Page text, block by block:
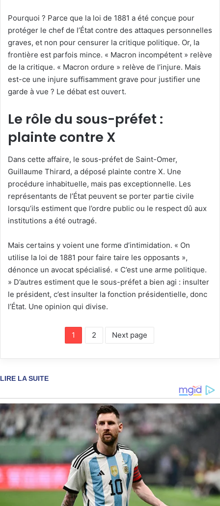
Pourquoi ? Parce que la loi de 1881 a été conçue pour
protéger le chef de l’État contre des attaques personnelles
graves, et non pour censurer la critique politique. Or, la
frontière est parfois mince. « Macron incompétent » relève
de la critique. « Macron ordure » relève de l’injure. Mais
est-ce une injure suffisamment grave pour justifier une
garde à vue ? Le débat est ouvert.
Le rôle du sous-préfet :
plainte contre X
Dans cette affaire, le sous-préfet de Saint-Omer,
Guillaume Thirard, a déposé plainte contre X. Une
procédure inhabituelle, mais pas exceptionnelle. Les
représentants de l’État peuvent se porter partie civile
lorsqu’ils estiment que l’ordre public ou le respect dû aux
institutions a été outragé.
Mais certains y voient une forme d’intimidation. « On
utilise la loi de 1881 pour faire taire les opposants »,
dénonce un avocat spécialisé. « C’est une arme politique.
» D’autres estiment que le sous-préfet a bien agi : insulter
le président, c’est insulter la fonction présidentielle, donc
l’État. Une opinion qui divise.
1 2 Next page
LIRE LA SUITE